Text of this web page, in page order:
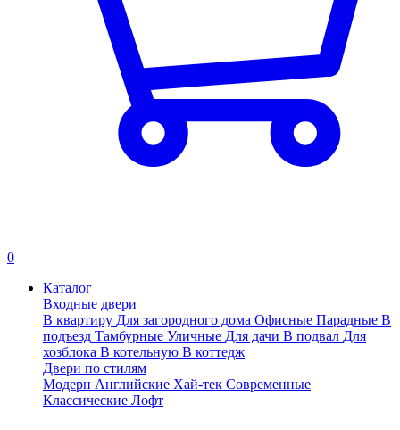
0
Каталог
Входные двери
В квартиру Для загородного дома Офисные Парадные В
подъезд Тамбурные Уличные Для дачи В подвал Для
хозблока В котельную В коттедж
Двери по стилям
Модерн Английские Хай-тек Современные
Классические Лофт